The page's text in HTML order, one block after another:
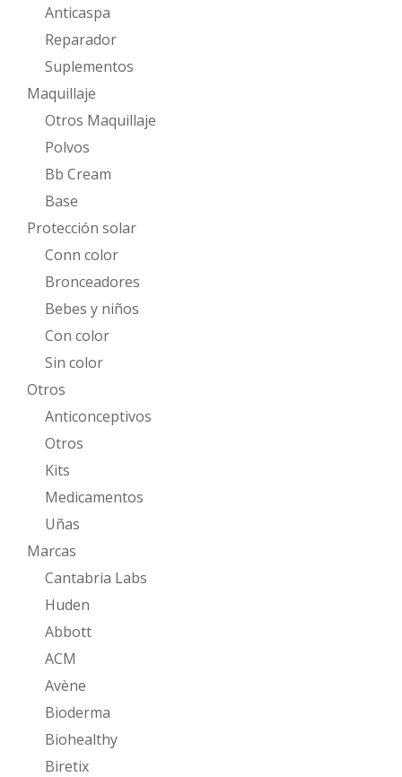
Anticaspa
Reparador
Suplementos
Maquillaje
Otros Maquillaje
Polvos
Bb Cream
Base
Protección solar
Conn color
Bronceadores
Bebes y niños
Con color
Sin color
Otros
Anticonceptivos
Otros
Kits
Medicamentos
Uñas
Marcas
Cantabria Labs
Huden
Abbott
ACM
Avène
Bioderma
Biohealthy
Biretix